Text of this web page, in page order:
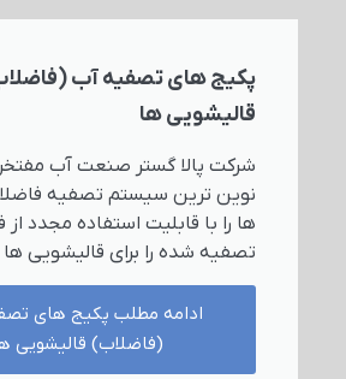
پکیج های تصفیه آب (فاضلاب)
قالیشویی ها
شرکت پالا گستر صنعت آب مفتخر
نوین ترین سیستم تصفیه فاضلاب
ها را با قابلیت استفاده مجدد از
تصفیه شده را برای قالیشویی ها اجرا
ادامه مطلب پکیج های تصفیه
(فاضلاب) قالیشویی ها